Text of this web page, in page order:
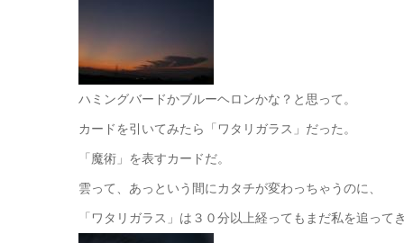
ハミングバードかブルーヘロンかな？と思って。
カードを引いてみたら「ワタリガラス」だった。
「魔術」を表すカードだ。
雲って、あっという間にカタチが変わっちゃうのに、
「ワタリガラス」は３０分以上経ってもまだ私を追って